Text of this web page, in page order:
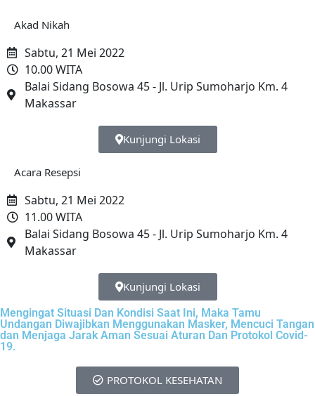
Akad Nikah
Sabtu, 21 Mei 2022
10.00 WITA
Balai Sidang Bosowa 45 - Jl. Urip Sumoharjo Km. 4
Makassar
Kunjungi Lokasi
Acara Resepsi
Sabtu, 21 Mei 2022
11.00 WITA
Balai Sidang Bosowa 45 - Jl. Urip Sumoharjo Km. 4
Makassar
Kunjungi Lokasi
Mengingat Situasi Dan Kondisi Saat Ini, Maka Tamu
Undangan Diwajibkan Menggunakan Masker, Mencuci Tangan
dan Menjaga Jarak Aman Sesuai Aturan Dan Protokol Covid-
19.
PROTOKOL KESEHATAN